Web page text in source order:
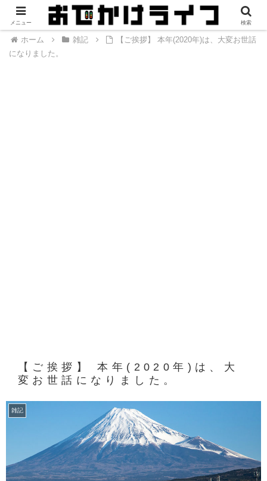
ホーム 雑記
【ご挨拶】 本年(2020年)は、大変お世話
になりました。
【ご挨拶】 本年(2020年)は、大
変お世話になりました。
雑記
メニュー 検索